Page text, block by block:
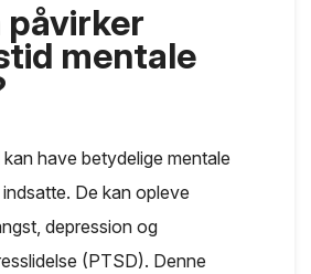
påvirker
mentale
have betydelige mentale
De kan opleve
depression og
(PTSD). Denne